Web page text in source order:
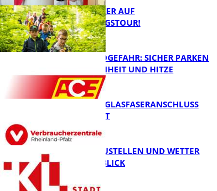
Panorama
MIT DEM JÄGER AUF
ENTDECKUNGSTOUR!
FB News
WALDBRANDGEFAHR: SICHER PARKEN
BEI TROCKENHEIT UND HITZE
WARUM EIN GLASFASERANSCHLUSS
SINNVOLL IST
PARKEN, BAUSTELLEN UND WETTER
DIGITAL IM BLICK